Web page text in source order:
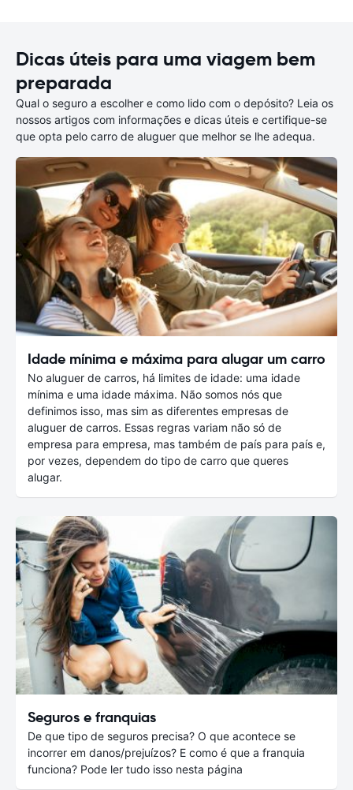
Dicas úteis para uma viagem bem
preparada
Qual o seguro a escolher e como lido com o depósito? Leia os
nossos artigos com informações e dicas úteis e certifique-se
que opta pelo carro de aluguer que melhor se lhe adequa.
Idade mínima e máxima para alugar um carro
No aluguer de carros, há limites de idade: uma idade
mínima e uma idade máxima. Não somos nós que
definimos isso, mas sim as diferentes empresas de
aluguer de carros. Essas regras variam não só de
empresa para empresa, mas também de país para país e,
por vezes, dependem do tipo de carro que queres
alugar.
Seguros e franquias
De que tipo de seguros precisa? O que acontece se
incorrer em danos/prejuízos? E como é que a franquia
funciona? Pode ler tudo isso nesta página